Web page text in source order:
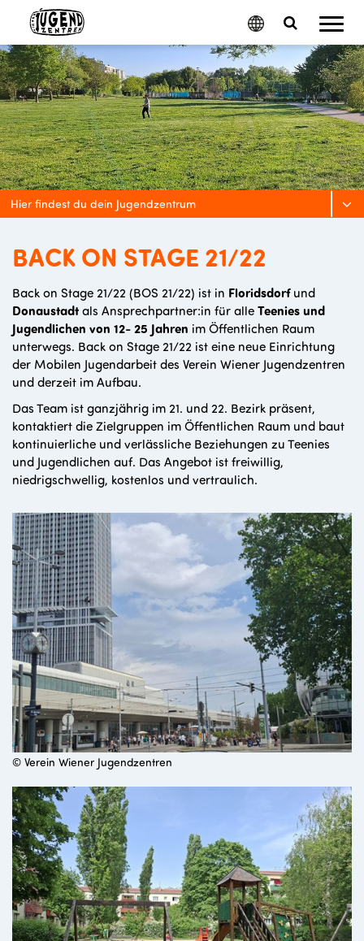
Menu
Toggle
Search
Google
Translate
Hier findest du dein Jugendzentrum
BACK ON STAGE 21/22
Back on Stage 21/22 (BOS 21/22) ist in Floridsdorfund
Donaustadtals Ansprechpartner:in für alleTeenies und
Jugendlichen von 12- 25 Jahren im Öffentlichen Raum
unterwegs. Back on Stage 21/22 ist eine neue Einrichtung
der Mobilen Jugendarbeit des Verein Wiener Jugendzentren
und derzeit im Aufbau.
Das Team ist ganzjährig im 21. und 22. Bezirk präsent,
kontaktiert die Zielgruppen im Öffentlichen Raum und baut
kontinuierliche und verlässliche Beziehungen zu Teenies
und Jugendlichen auf. Das Angebot ist freiwillig,
niedrigschwellig, kostenlos und vertraulich.
© Verein Wiener Jugendzentren